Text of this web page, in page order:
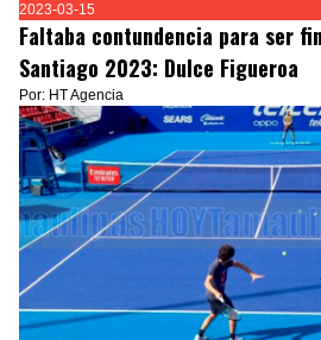
2023-03-15
Faltaba contundencia para ser
Santiago 2023: Dulce Figueroa
Por: HT Agencia